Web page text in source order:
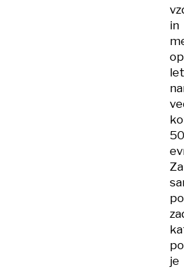
in
Za
po
je